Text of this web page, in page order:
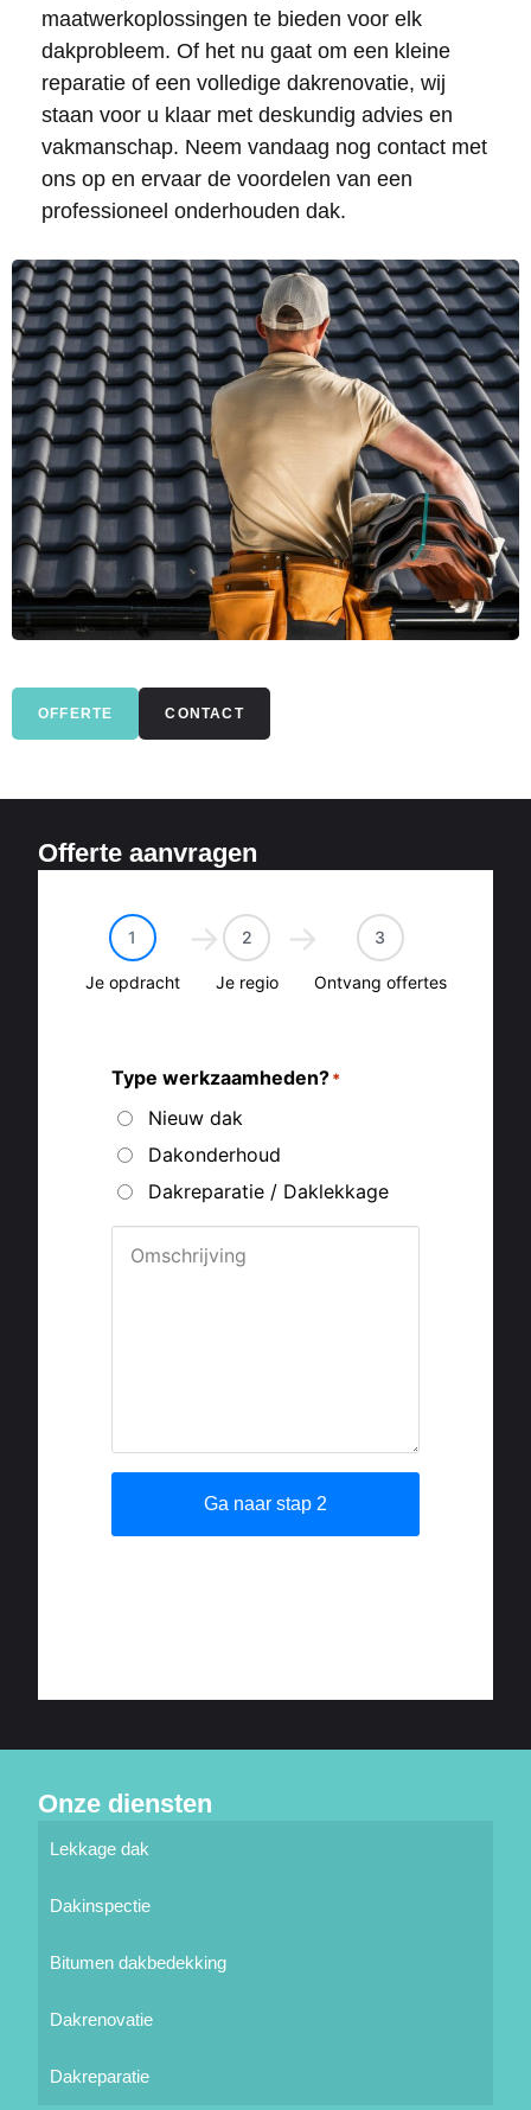
maatwerkoplossingen te bieden voor elk
dakprobleem. Of het nu gaat om een kleine
reparatie of een volledige dakrenovatie, wij
staan voor u klaar met deskundig advies en
vakmanschap. Neem vandaag nog contact met
ons op en ervaar de voordelen van een
professioneel onderhouden dak.
OFFERTE CONTACT
Offerte aanvragen
Onze diensten
Lekkage dak
Dakinspectie
Bitumen dakbedekking
Dakrenovatie
Dakreparatie